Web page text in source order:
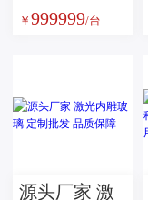
型微机控制
￥ 999999/台
源头厂家 激